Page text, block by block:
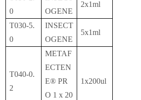
0
OGENE
2x1ml
T030-5.
0
INSECT
OGENE
5x1ml
T040-0.
2
METAF
ECTEN
E® PR
O 1 x 20
1x200ul